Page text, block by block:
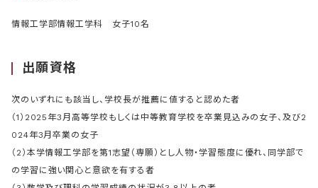
情報工学部情報工学科 女子10名
出願資格
次のいずれにも該当し、学校長が推薦に値すると認めた者
（1）2025年3月高等学校もしくは中等教育学校を卒業見込みの女子、及び2
024年3月卒業の女子
（2）本学情報工学部を第1志望（専願）とし人物・学習態度に優れ、同学部で
の学習に強い関心と意欲を有する者